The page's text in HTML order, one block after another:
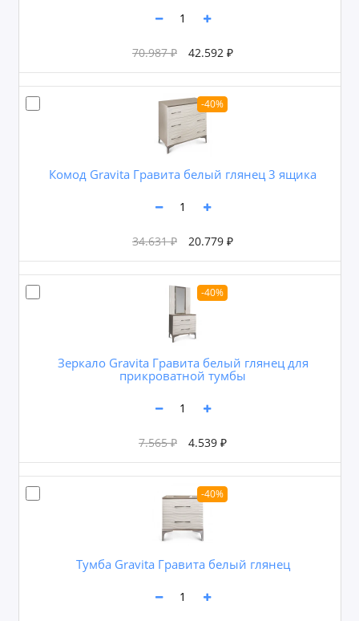
70.987 ₽ 42.592 ₽
-40%
Комод Gravita Гравита белый глянец 3 ящика
34.631 ₽ 20.779 ₽
-40%
Зеркало Gravita Гравита белый глянец для
прикроватной тумбы
7.565 ₽ 4.539 ₽
-40%
Тумба Gravita Гравита белый глянец